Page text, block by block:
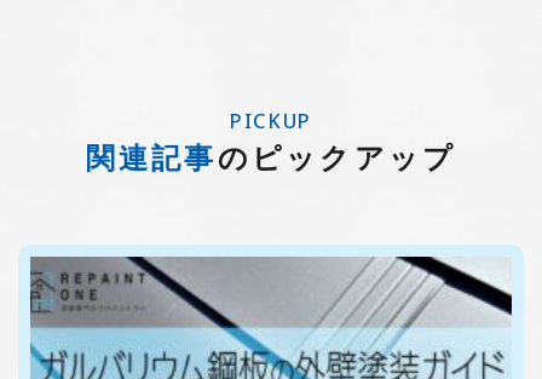
PICKUP
関連記事のピックアップ